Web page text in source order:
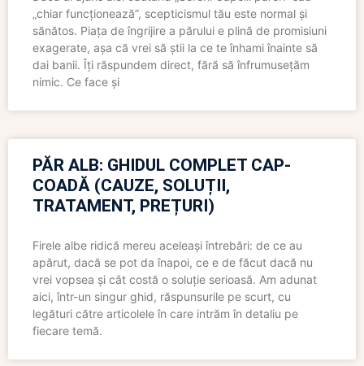
„chiar funcționează”, scepticismul tău este normal și
sănătos. Piața de îngrijire a părului e plină de promisiuni
exagerate, așa că vrei să știi la ce te înhami înainte să
dai banii. Îți răspundem direct, fără să înfrumusețăm
nimic. Ce face și
PĂR ALB: GHIDUL COMPLET CAP-
COADĂ (CAUZE, SOLUȚII,
TRATAMENT, PREȚURI)
Firele albe ridică mereu aceleași întrebări: de ce au
apărut, dacă se pot da înapoi, ce e de făcut dacă nu
vrei vopsea și cât costă o soluție serioasă. Am adunat
aici, într-un singur ghid, răspunsurile pe scurt, cu
legături către articolele în care intrăm în detaliu pe
fiecare temă.